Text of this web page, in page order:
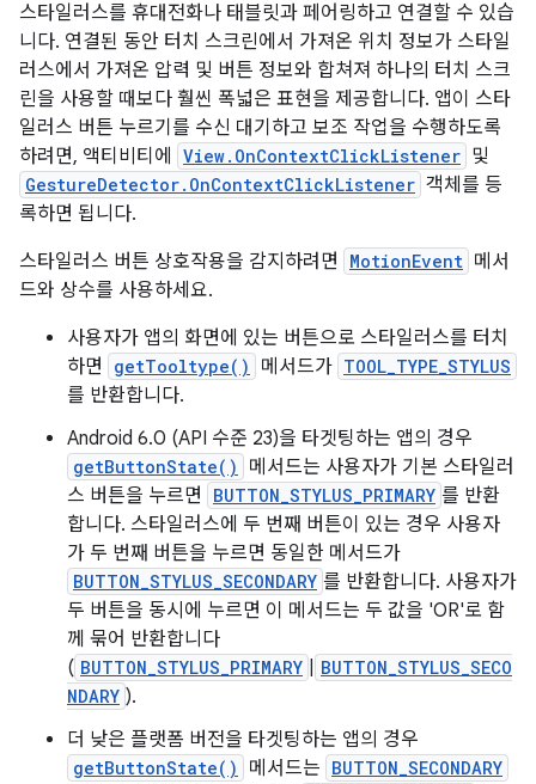
스타일러스를 휴대전화나 태블릿과 페어링하고 연결할 수 있습
니다. 연결된 동안 터치 스크린에서 가져온 위치 정보가 스타일
러스에서 가져온 압력 및 버튼 정보와 합쳐져 하나의 터치 스크
린을 사용할 때보다 훨씬 폭넓은 표현을 제공합니다. 앱이 스타
일러스 버튼 누르기를 수신 대기하고 보조 작업을 수행하도록
하려면, 액티비티에
View.OnContextClickListener 및
GestureDetector.OnContextClickListener 객체를 등
록하면 됩니다.
스타일러스 버튼 상호작용을 감지하려면
MotionEvent 메서
드와 상수를 사용하세요.
사용자가 앱의 화면에 있는 버튼으로 스타일러스를 터치
하면
getTooltype() 메서드가 TOOL_TYPE_STYLUS
를 반환합니다.
Android 6.0 (API 수준 23)을 타겟팅하는 앱의 경우
getButtonState()
메서드는 사용자가 기본 스타일러
스 버튼을 누르면
BUTTON_STYLUS_PRIMARY 를 반환
합니다. 스타일러스에 두 번째 버튼이 있는 경우 사용자
가 두 번째 버튼을 누르면 동일한 메서드가
BUTTON_STYLUS_SECONDARY 를 반환합니다. 사용자가
두 버튼을 동시에 누르면 이 메서드는 두 값을 'OR'로 함
께 묶어 반환합니다
( BUTTON_STYLUS_PRIMARY
BUTTON_STYLUS_SECO
NDARY ).
더 낮은 플랫폼 버전을 타겟팅하는 앱의 경우
getButtonState() 메서드는 BUTTON_SECONDARY